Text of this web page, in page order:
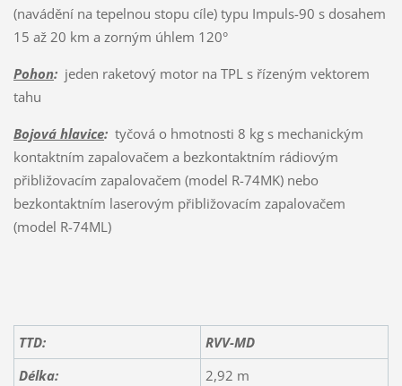
(navádění na tepelnou stopu cíle) typu Impuls-90 s dosahem
15 až 20 km a zorným úhlem 120°
Pohon:jeden raketový motor na TPL s řízeným vektorem
tahu
Bojová hlavice:tyčová o hmotnosti 8 kg s mechanickým
kontaktním zapalovačem a bezkontaktním rádiovým
přibližovacím zapalovačem (model R-74MK) nebo
bezkontaktním laserovým přibližovacím zapalovačem
(model R-74ML)
TTD:
RVV-MD
Délka:
2,92 m